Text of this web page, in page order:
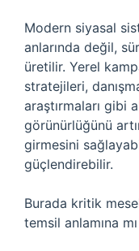
Modern siyasal
anlarında değil,
üretilir. Yerel
stratejileri,
araştırmaları gibi
görünürlüğünü
girmesini
güçlendirebilir.
Burada kritik
temsil anlamına